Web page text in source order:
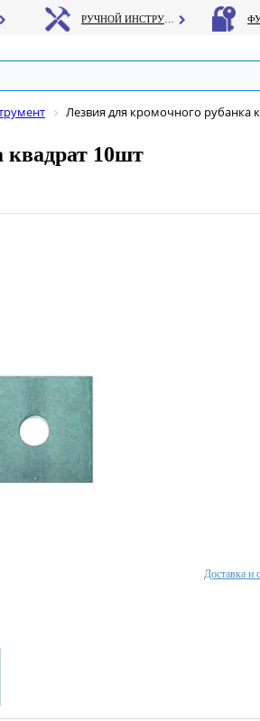
Лезвия для кромочного рубанка
квадрат 10шт
Доставка и